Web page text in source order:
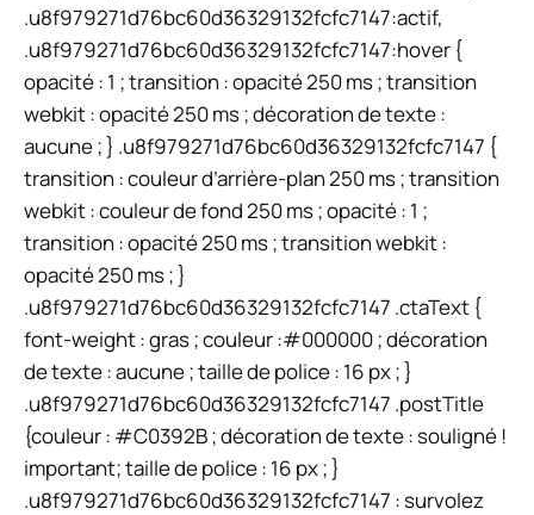
.u8f979271d76bc60d36329132fcfc7147:actif,
.u8f979271d76bc60d36329132fcfc7147:hover {
opacité : 1 ; transition : opacité 250 ms ; transition
webkit : opacité 250 ms ; décoration de texte :
aucune ; } .u8f979271d76bc60d36329132fcfc7147 {
transition : couleur d’arrière-plan 250 ms ; transition
webkit : couleur de fond 250 ms ; opacité : 1 ;
transition : opacité 250 ms ; transition webkit :
opacité 250 ms ; }
.u8f979271d76bc60d36329132fcfc7147 .ctaText {
font-weight : gras ; couleur :#000000 ; décoration
de texte : aucune ; taille de police : 16 px ; }
.u8f979271d76bc60d36329132fcfc7147 .postTitle
{couleur : #C0392B ; décoration de texte : souligné !
important; taille de police : 16 px ; }
.u8f979271d76bc60d36329132fcfc7147 : survolez